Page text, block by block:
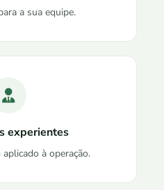
a sua equipe.
experientes
à operação.